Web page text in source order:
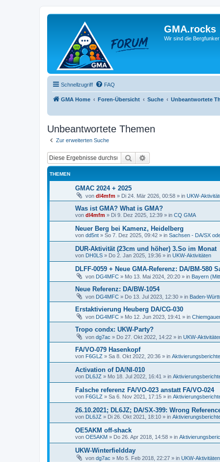
GMA.rocks
Wir sind die Bergfunker
Schnellzugriff FAQ
GMA Home Foren-Übersicht Suche Unbeantwortete
Unbeantwortete Themen
Zur erweiterten Suche
Suche
THEMEN
GMAC 2024 + 2025
von dl4mfm » Di 24. Mär 2026, 00:58 » in UKW-
Was ist GMA? What is GMA?
von dl4mfm » Di 9. Dez 2025, 12:39 » in CQ GMA
Neuer Berg bei Kamenz, Heidelberg
von dd5nt » So 7. Dez 2025, 09:42 » in Sachsen - DA/SX
DUR-Aktivität (23cm und höher) 3.So im Monat
von DH0LS » Do 2. Jan 2025, 19:36 » in UKW-Aktivitäten
DLFF-0059 + Neue GMA-Referenz: DA/BM-580
von DG4MFC » Mo 13. Mai 2024, 20:20 » in Bayern
Neue Referenz: DA/BW-1054
von DG4MFC » Do 13. Jul 2023, 12:30 » in Baden-
Erstaktivierung Heuberg DA/CG-030
von DG4MFC » Mo 12. Jun 2023, 19:41 » in
Tropo condx: UKW-Party?
von dg7ac » Do 27. Okt 2022, 14:22 » in UKW-
FA/VO-079 Hasenkopf
von F6GLZ » Sa 8. Okt 2022, 20:36 » in
Activation of DA/NI-010
von DL6JZ » Mo 18. Jul 2022, 16:41 » in
Falsche referenz FA/VO-023 anstatt FA/VO-024
von F6GLZ » Sa 6. Nov 2021, 17:15 » in
26.10.2021; DL6JZ; DA/SX-399: Wrong
von DL6JZ » Di 26. Okt 2021, 18:10 » in
OE5AKM off-shack
von OE5AKM » Do 26. Apr 2018, 14:58 » in
UKW-Winterfieldday
von dg7ac » Mo 5. Feb 2018, 22:27 » in UKW-Aktivitäten